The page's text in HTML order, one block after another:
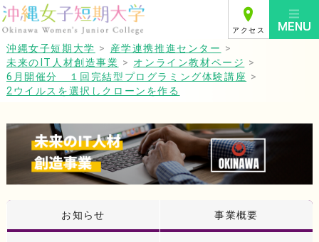
アクセス
沖縄女子短期大学 > 産学連携推進センター >
未来のIT人材創造事業 > オンライン教材ページ >
6月開催分 １回完結型プログラミング体験講座 >
2ウイルスを選択しクローンを作る
お知らせ 事業概要